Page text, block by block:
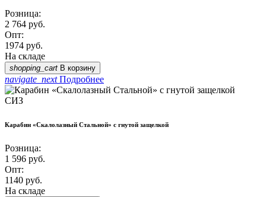
Розница:
2 764 руб.
Опт:
1974 руб.
На складе
shopping_cart В корзину
navigate_nextПодробнее
СИЗ
Карабин «Скалолазный Стальной» с гнутой защелкой
Розница:
1 596 руб.
Опт:
1140 руб.
На складе